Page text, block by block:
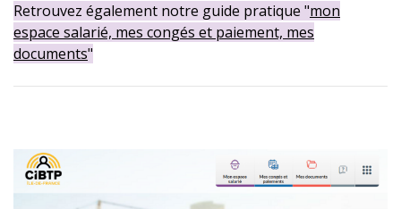
Retrouvez également notre guide pratique "mon
espace salarié, mes congés et paiement, mes
documents"